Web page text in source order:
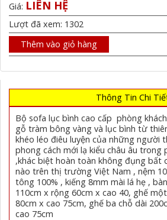
Giá: LIÊN HỆ
Lượt đã xem: 1302
Thêm vào giỏ hàng
Thông Tin Chi
Bộ sofa lục bình cao cấp phòng
gỗ tràm bông vàng và lục bình từ
khéo léo điêu luyện của những người
phong cách mới lạ kiểu châu âu trong
,khác biệt hoàn toàn không đụng bất
nào trên thị trường Việt Nam , nệm
tông 100% , kiếng 8mm mài lá hẹ ,
110cm x rộng 60cm x cao 40, ghế
80cm x cao 75cm, ghế ba chỗ dài
cao 75cm